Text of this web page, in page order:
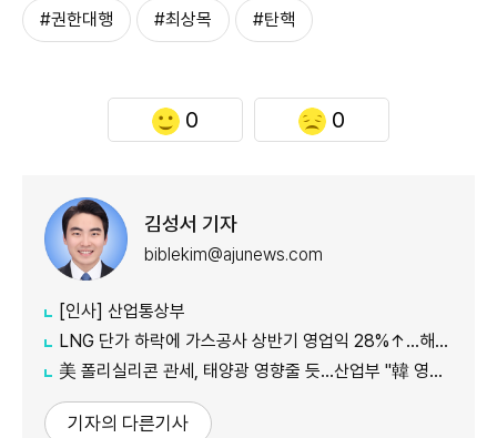
#권한대행 #최상목 #탄핵
0 0
김성서 기자
biblekim@ajunews.com
[인사] 산업통상부
LNG 단가 하락에 가스공사 상반기 영업익 28%↑…해외사업 호조도 한몫
美 폴리실리콘 관세, 태양광 영향줄 듯…산업부 "韓 영향 최소화 협의"
기자의 다른기사